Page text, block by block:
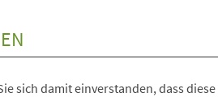
sich damit einverstanden, dass diese